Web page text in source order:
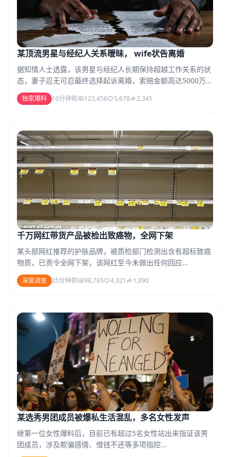
某顶流男星与经纪人关系暧昧， wife状告离婚
据知情人士透露，该男星与经纪人长期保持超越工作关系的状
态，妻子忍无可忍最终选择起诉离婚，索赔金额高达5000万
元...
独家爆料 10分钟前 123,456 5,678 2,345
千万网红带货产品被检出致癌物，全网下架
某头部网红推荐的护肤品牌，被质检部门检测出含有超标致癌
物质，已责令全网下架，该网红至今未做出任何回应...
深度调查 25分钟前 98,765 4,321 1,890
某选秀男团成员被爆私生活混乱，多名女性发声
继第一位女性爆料后，目前已有超过5名女性站出来指证该男
团成员，涉及欺骗感情、借钱不还等多项指控...